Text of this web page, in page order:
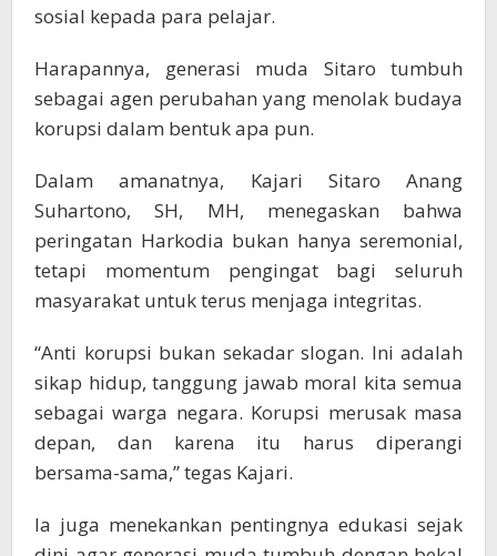
sosial kepada para pelajar.
Harapannya, generasi muda Sitaro tumbuh
sebagai agen perubahan yang menolak budaya
korupsi dalam bentuk apa pun.
Dalam amanatnya, Kajari Sitaro Anang
Suhartono, SH, MH, menegaskan bahwa
peringatan Harkodia bukan hanya seremonial,
tetapi momentum pengingat bagi seluruh
masyarakat untuk terus menjaga integritas.
“Anti korupsi bukan sekadar slogan. Ini adalah
sikap hidup, tanggung jawab moral kita semua
sebagai warga negara. Korupsi merusak masa
depan, dan karena itu harus diperangi
bersama-sama,” tegas Kajari.
Ia juga menekankan pentingnya edukasi sejak